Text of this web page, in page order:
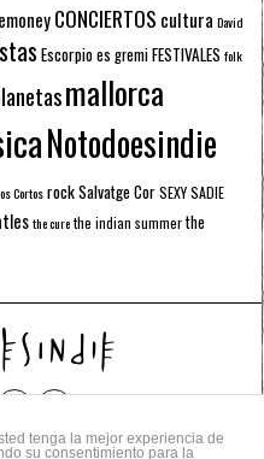
CONCIERTOS cultura David
Escorpioes gremiFESTIVALES folk
mallorca
Notodoesindie
CortosrockSalvatge CorSEXY SADIE
the curethe indian summerthe
reservados.
tenga la mejor experiencia de
su consentimiento para la